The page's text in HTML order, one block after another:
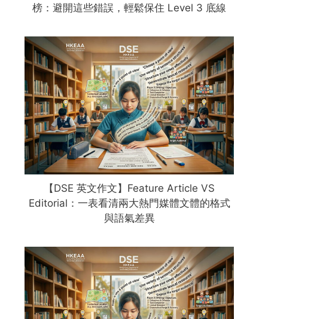
榜：避開這些錯誤，輕鬆保住 Level 3 底線
【DSE 英文作文】Feature Article VS
Editorial：一表看清兩大熱門媒體文體的格式
與語氣差異